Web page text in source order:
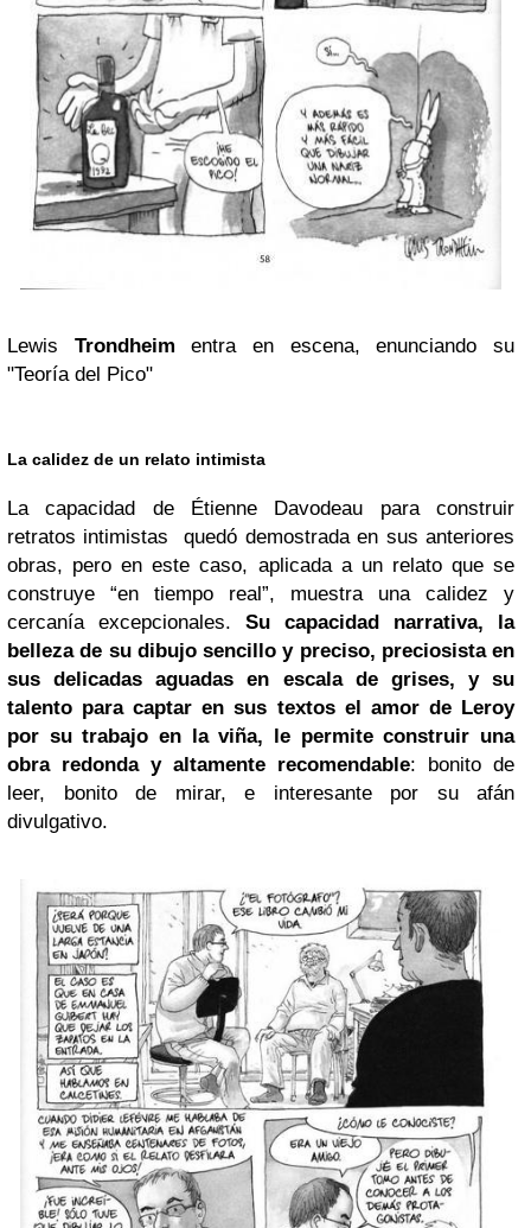
Lewis Trondheim entra en escena, enunciando su
"Teoría del Pico"
La calidez de un relato intimista
La capacidad de Étienne Davodeau para construir
retratos intimistas quedó demostrada en sus anteriores
obras, pero en este caso, aplicada a un relato que se
construye “en tiempo real”, muestra una calidez y
cercanía excepcionales. Su capacidad narrativa, la
belleza de su dibujo sencillo y preciso, preciosista en
sus delicadas aguadas en escala de grises, y su
talento para captar en sus textos el amor de Leroy
por su trabajo en la viña, le permite construir una
obra redonda y altamente recomendable: bonito de
leer, bonito de mirar, e interesante por su afán
divulgativo.